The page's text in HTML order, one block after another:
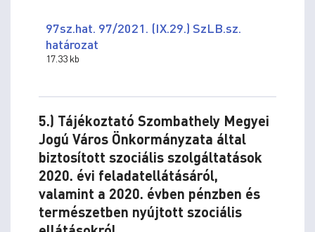
97sz.hat. 97/2021. (IX.29.) SzLB.sz.
határozat
17.33 kb
5.) Tájékoztató Szombathely Megyei
Jogú Város Önkormányzata által
biztosított szociális szolgáltatások
2020. évi feladatellátásáról,
valamint a 2020. évben pénzben és
természetben nyújtott szociális